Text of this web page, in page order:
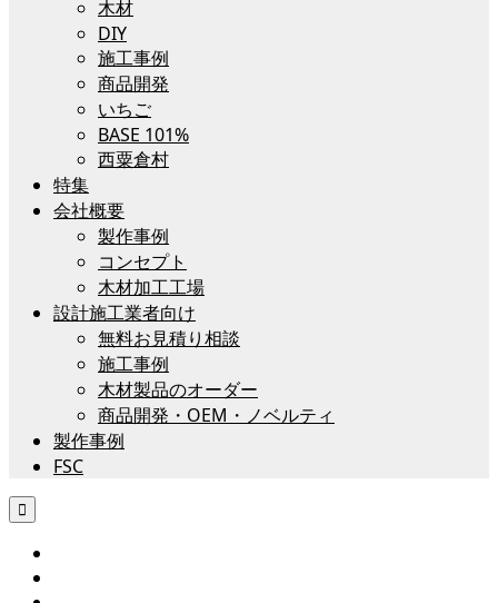
木材
DIY
施工事例
商品開発
いちご
BASE 101%
西粟倉村
特集
会社概要
製作事例
コンセプト
木材加工工場
設計施工業者向け
無料お見積り相談
施工事例
木材製品のオーダー
商品開発・OEM・ノベルティ
製作事例
FSC
